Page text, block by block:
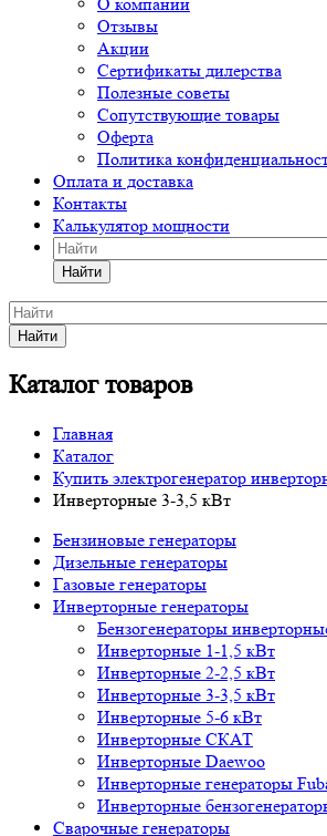
Отзывы
Акции
Сертификаты дилерства
Полезные советы
Сопутствующие товары
Оферта
Политика
Оплата и доставка
Контакты
Калькулятор мощности
Найти
Найти
Каталог товаров
Главная
Каталог
Купить электрогенератор
Инверторные 3-3,5 кВт
Бензиновые генераторы
Дизельные генераторы
Газовые генераторы
Инверторные генераторы
Бензогенераторы
Инверторные 1-1,5 кВт
Инверторные 2-2,5 кВт
Инверторные 3-3,5 кВт
Инверторные 5-6 кВт
Инверторные СКАТ
Инверторные Daewoo
Инверторные генераторы
Инверторные
Сварочные генераторы